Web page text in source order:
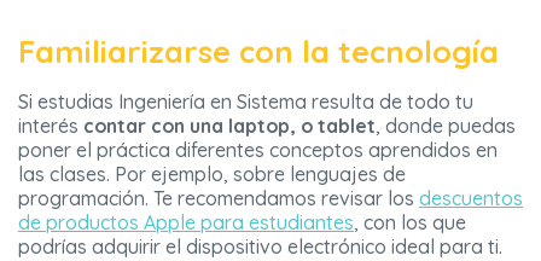
Familiarizarse con la tecnología
Si estudias Ingeniería en Sistema resulta de todo tu
interés contar con una laptop, o tablet, donde puedas
poner el práctica diferentes conceptos aprendidos en
las clases. Por ejemplo, sobre lenguajes de
programación. Te recomendamos revisar los descuentos
de productos Apple para estudiantes, con los que
podrías adquirir el dispositivo electrónico ideal para ti.